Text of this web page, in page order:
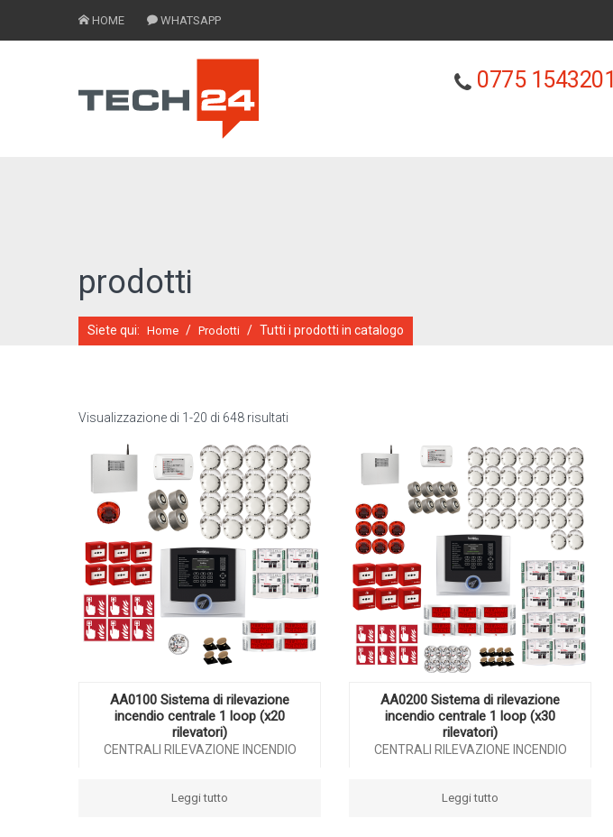
HOME WHATSAPP
0775 1543201
prodotti
Siete qui: Home / Prodotti / Tutti i prodotti in catalogo
Visualizzazione di 1-20 di 648 risultati
AA0100 Sistema di rilevazione
incendio centrale 1 loop (x20
rilevatori)
CENTRALI RILEVAZIONE INCENDIO
Leggi tutto
AA0200 Sistema di rilevazione
incendio centrale 1 loop (x30
rilevatori)
CENTRALI RILEVAZIONE INCENDIO
Leggi tutto